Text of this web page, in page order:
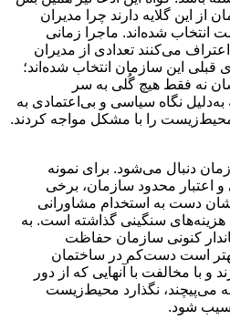
از این گلایه دارند چرا مدیران
انتخاب شده‌اند. ماجرا زمانی
می‌کنند تعدادی از مدیران
این سازمان انتخاب شده‌اند؛
نه فقط هیچ گُلی به سر
نگاه سیاسی و بی‌اعتمادی به
را با مشکل مواجه کردند.
دنبال می‌شود. برای نمونه
اعتبار محدود سازمان، برخی
دست به استخدام مشاورانی
سنگینی گذاشته است. به
کنونی سازمان حفاظت
است دست‌کم در ساختمان
با مخالفت با آنهایی که از دور
نگذارد محیط‌زیست
شود.